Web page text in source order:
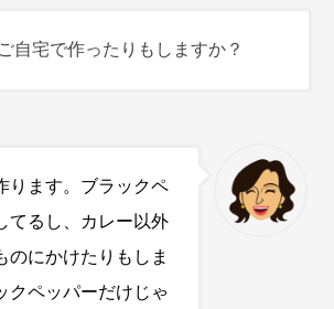
ご自宅で作ったりもしますか？
ります。ブラックペ
てるし、カレー以外
のにかけたりもしま
クペッパーだけじゃ